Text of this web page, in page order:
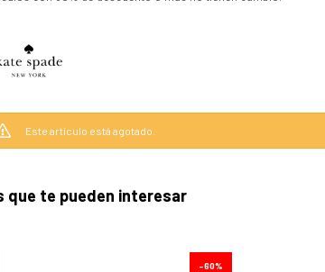
Este artículo está agotado.
que te pueden interesar
60